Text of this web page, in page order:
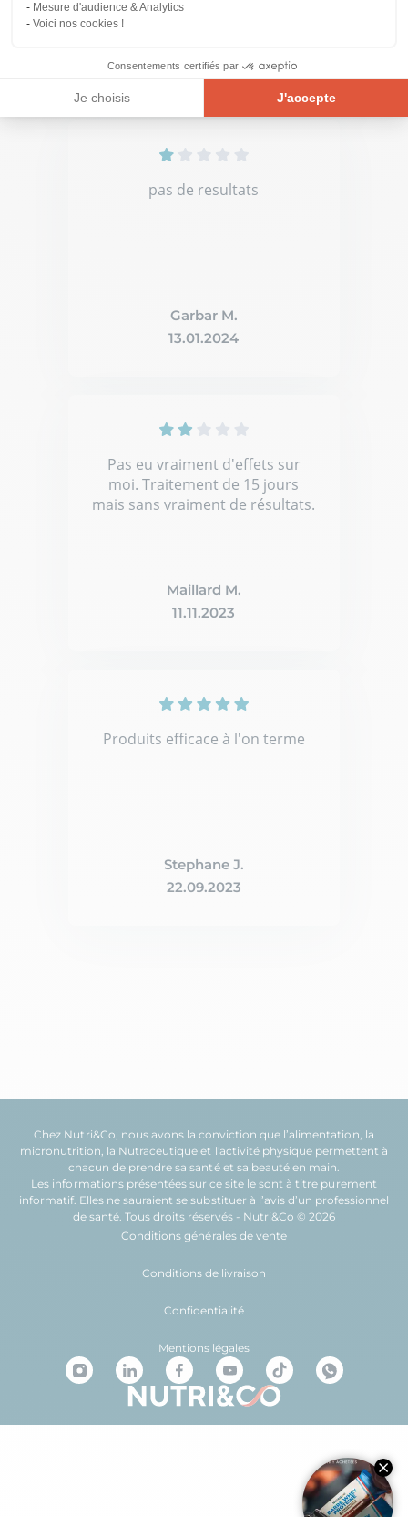
Mesure d'audience & Analytics
Voici nos cookies !
Consentements certifiés par
Je choisis J'accepte
Notre plateforme vous permet d'adapter et de gérer vos
16.01.2024
pas de resultats
Garbar M.
13.01.2024
Pas eu vraiment d'effets sur
moi. Traitement de 15 jours
mais sans vraiment de résultats.
Maillard M.
11.11.2023
Produits efficace à l'on terme
Stephane J.
22.09.2023
Chez Nutri&Co, nous avons la conviction que l’alimentation, la
micronutrition, la Nutraceutique et l'activité physiquepermettent à
chacun de prendre sasantéet sa beautéen main.
Les informations présentées sur ce site le sont à titre purement
informatif. Elles ne sauraient se substituer à l’avis d’un professionnel
de santé. Tous droits réservés - Nutri&Co © 2026
Conditions générales de vente
Conditions de livraison
Confidentialité
Mentions légales